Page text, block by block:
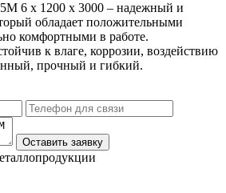
6 х 1200 х 3000 – надежный и
обладает положительными
комфортными в работе.
к влаге, коррозии, воздействию
прочный и гибкий.